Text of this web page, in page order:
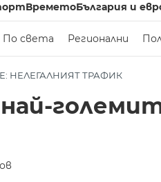
ВреметоБългария и
По света Регионални
НЕЛЕГАЛНИЯТ ТРАФИК